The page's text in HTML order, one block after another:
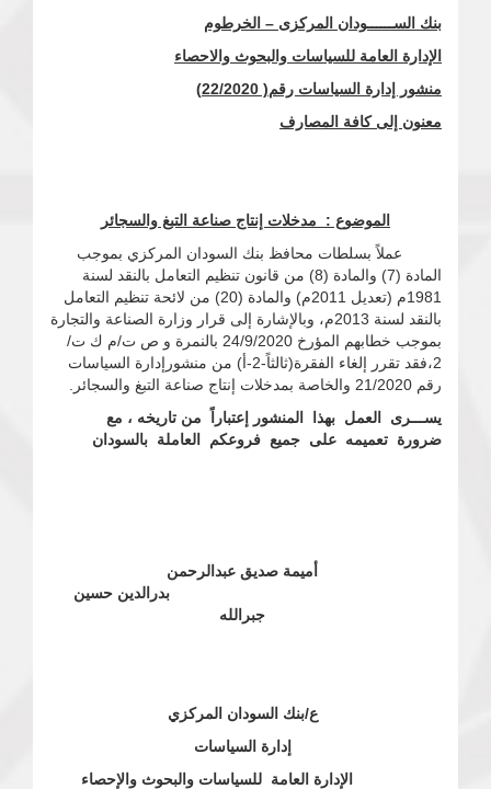
بنك الســــــودان المركزى – الخرطوم
الإدارة العامة للسياسات والبحوث والاحصاء
منشور إدارة السياسات رقم( 22/2020)
معنون إلى كافة المصارف
الموضوع : مدخلات إنتاج صناعة التبغ والسجائر
عملاً بسلطات محافظ بنك السودان المركزي بموجب
المادة (7) والمادة (8) من قانون تنظيم التعامل بالنقد لسنة
1981م (تعديل 2011م) والمادة (20) من لائحة تنظيم التعامل
بالنقد لسنة 2013م، وبالإشارة إلى قرار وزارة الصناعة والتجارة
بموجب خطابهم المؤرخ 24/9/2020 بالنمرة و ص ت/م ك ت/
2،فقد تقرر إلغاء الفقرة(ثالثاً-2-أ) من منشورإدارة السياسات
رقم 21/2020 والخاصة بمدخلات إنتاج صناعة التبغ والسجائر.
يســـرى العمل بهذا المنشور إعتباراً من تاريخه ، مع
ضرورة تعميمه على جميع فروعكم العاملة بالسودان
أميمة صديق عبدالرحمن
بدرالدين حسين
جبرالله
ع/بنك السودان المركزي
إدارة السياسات
الإدارة العامة للسياسات والبحوث والإحصاء